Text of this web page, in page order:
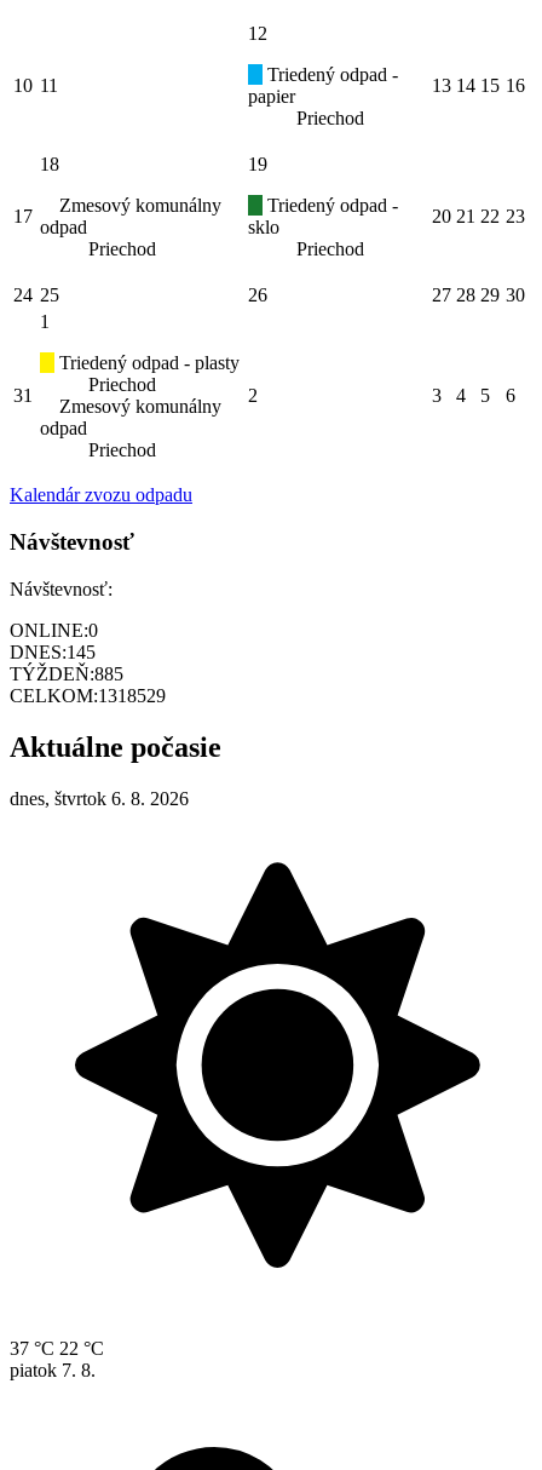
10 11
12
Triedený odpad -
papier
Priechod
13 14 15 16
17
18
Zmesový komunálny
odpad
Priechod
19
Triedený odpad -
sklo
Priechod
20 21 22 23
24 25 26 27 28 29 30
31
1
Triedený odpad - plasty
Priechod
Zmesový komunálny
odpad
Priechod
2 3 4 5 6
Kalendár zvozu odpadu
Návštevnosť
Návštevnosť:
ONLINE:0
DNES:145
TÝŽDEŇ:885
CELKOM:1318529
Aktuálne počasie
dnes, štvrtok 6. 8. 2026
37 °C 22 °C
piatok 7. 8.